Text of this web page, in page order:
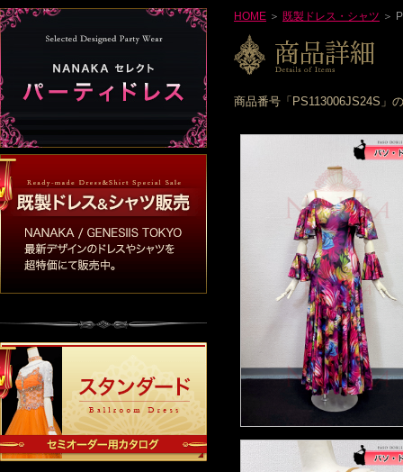
HOME ＞ 既製ドレス・シャツ ＞
商品番号「PS113006JS24S」